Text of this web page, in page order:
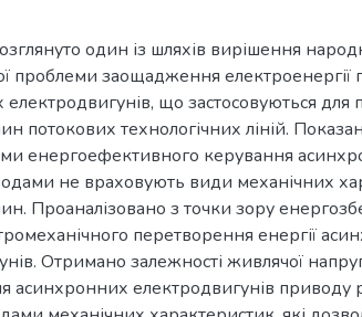
один із шляхів вирішення
проблеми заощадження електроенергії
що застосовуються для
потокових технологічних ліній.
енергоефективного керування
не враховують види механічних
Проаналізовано з точки зору
перетворення енергії
Отримано залежності живлячої
асинхронних електродвигунів